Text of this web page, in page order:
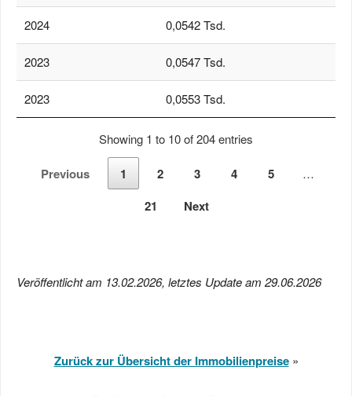
2024 0,0542 Tsd.
2023 0,0547 Tsd.
2023 0,0553 Tsd.
Showing 1 to 10 of 204 entries
Previous 1 2 3 4 5 …
21 Next
Veröffentlicht am 13.02.2026, letztes Update am 29.06.2026
Zurück zur Übersicht der Immobilienpreise»